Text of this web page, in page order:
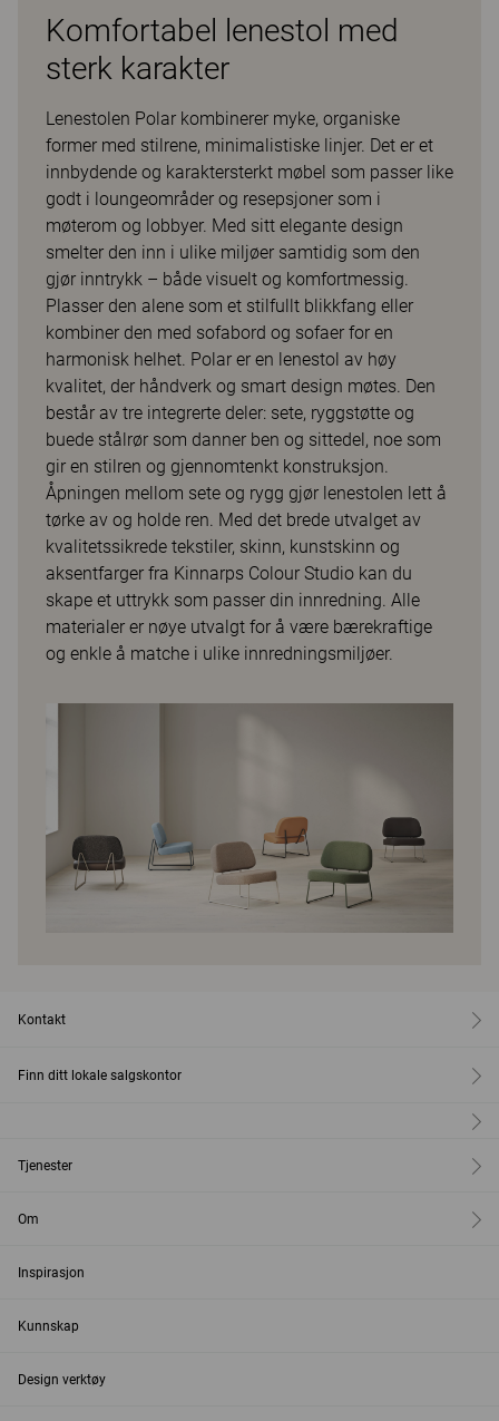
Komfortabel lenestol med
sterk karakter
Lenestolen Polar kombinerer myke, organiske
former med stilrene, minimalistiske linjer. Det er et
innbydende og karaktersterkt møbel som passer like
godt i loungeområder og resepsjoner som i
møterom og lobbyer. Med sitt elegante design
smelter den inn i ulike miljøer samtidig som den
gjør inntrykk – både visuelt og komfortmessig.
Plasser den alene som et stilfullt blikkfang eller
kombiner den med sofabord og sofaer for en
harmonisk helhet. Polar er en lenestol av høy
kvalitet, der håndverk og smart design møtes. Den
består av tre integrerte deler: sete, ryggstøtte og
buede stålrør som danner ben og sittedel, noe som
gir en stilren og gjennomtenkt konstruksjon.
Åpningen mellom sete og rygg gjør lenestolen lett å
tørke av og holde ren. Med det brede utvalget av
kvalitetssikrede tekstiler, skinn, kunstskinn og
aksentfarger fra Kinnarps Colour Studio kan du
skape et uttrykk som passer din innredning. Alle
materialer er nøye utvalgt for å være bærekraftige
og enkle å matche i ulike innredningsmiljøer.
Kontakt
Finn ditt lokale salgskontor
Tjenester
Om
Inspirasjon
Kunnskap
Design verktøy